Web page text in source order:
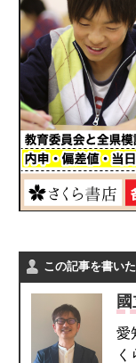
この記事を書い
愛